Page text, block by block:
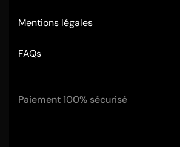
Mentions légales
FAQs
Paiement 100% sécurisé